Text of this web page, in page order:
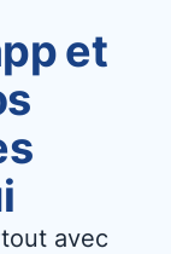
et
avec